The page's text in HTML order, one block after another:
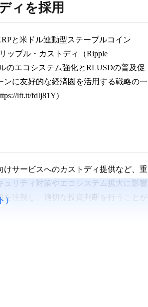
ィを採用
と米ドル連動型ステーブルコイン
ップル・カストディ（Ripple
のエコシステム強化とRLUSDの普及促
に友好的な経済圏を活用する戦略の一
ift.tt/fdIj81Y)
サービスへのカストディ提供など、重
リティ対策やエコシステム拡大に影響
注視し、適切な投資判断を行うことが
）